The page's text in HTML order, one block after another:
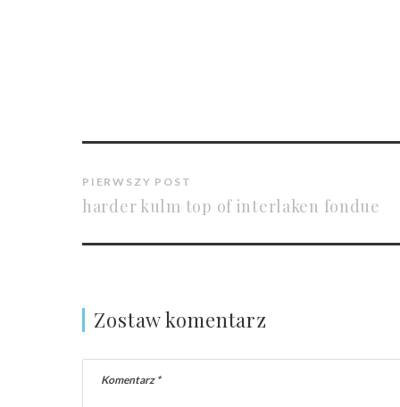
PIERWSZY POST
harder kulm top of interlaken fondue
Zostaw komentarz